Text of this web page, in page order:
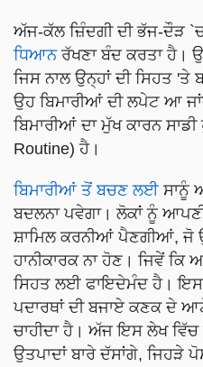
ਅੱਜ-ਕੱਲ ਜ਼ਿੰਦਗੀ ਦੀ ਭੱਜ-ਦੌੜ
ਧਿਆਨਰੱਖਣਾ ਬੰਦ ਕਰਤਾ ਹੈ।
ਜਿਸ ਨਾਲ ਉਨ੍ਹਾਂ ਦੀ ਸਿਹਤ
ਉਹ ਬਿਮਾਰੀਆਂ ਦੀ ਲਪੇਟ ਆ
ਬਿਮਾਰੀਆਂ ਦਾ ਮੁੱਖ ਕਾਰਨ
Routine) ਹੈ।
ਬਿਮਾਰੀਆਂ ਤੋਂ ਬਚਣ ਲਈ ਸਾਨੂੰ
ਬਦਲਨਾ ਪਵੇਗਾ। ਲੋਕਾਂ ਨੂੰ
ਸ਼ਾਮਿਲ ਕਰਨੀਆਂ ਪੈਣਗੀਆਂ, ਜੋ
ਹਾਨੀਕਾਰਕ ਨਾ ਹੋਣ। ਜਿਵੇਂ ਕਿ
ਸਿਹਤ ਲਈ ਫਾਇਦੇਮੰਦ ਹੈ।
ਪਦਾਰਥਾਂ ਦੀ ਬਜਾਏ ਕਣਕ ਦੇ
ਚਾਹੀਦਾ ਹੈ। ਅੱਜ ਇਸ ਲੇਖ
ਉਤਪਾਦਾਂ ਬਾਰੇ ਦੱਸਾਂਗੇ, ਜਿਹੜੇ